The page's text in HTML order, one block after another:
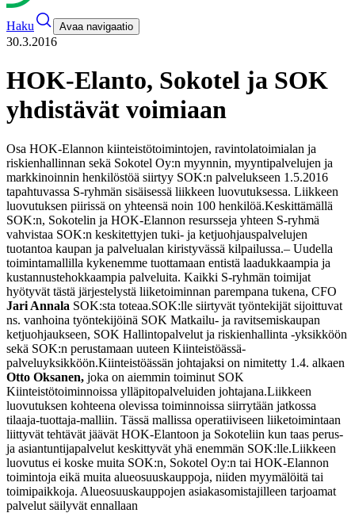
Haku Avaa navigaatio
30.3.2016
HOK-Elanto, Sokotel ja SOK
yhdistävät voimiaan
Osa HOK-Elannon kiinteistötoimintojen, ravintolatoimialan ja
riskienhallinnan sekä Sokotel Oy:n myynnin, myyntipalvelujen ja
markkinoinnin henkilöstöä siirtyy SOK:n palvelukseen 1.5.2016
tapahtuvassa S-ryhmän sisäisessä liikkeen luovutuksessa. Liikkeen
luovutuksen piirissä on yhteensä noin 100 henkilöä.Keskittämällä
SOK:n, Sokotelin ja HOK-Elannon resursseja yhteen S-ryhmä
vahvistaa SOK:n keskitettyjen tuki- ja ketjuohjauspalvelujen
tuotantoa kaupan ja palvelualan kiristyvässä kilpailussa.– Uudella
toimintamallilla kykenemme tuottamaan entistä laadukkaampia ja
kustannustehokkaampia palveluita. Kaikki S-ryhmän toimijat
hyötyvät tästä järjestelystä liiketoiminnan parempana tukena, CFO
Jari Annala SOK:sta toteaa.SOK:lle siirtyvät työntekijät sijoittuvat
ns. vanhoina työntekijöinä SOK Matkailu- ja ravitsemiskaupan
ketjuohjaukseen, SOK Hallintopalvelut ja riskienhallinta -yksikköön
sekä SOK:n perustamaan uuteen Kiinteistöässä-
palveluyksikköön.Kiinteistöässän johtajaksi on nimitetty 1.4. alkaen
Otto Oksanen, joka on aiemmin toiminut SOK
Kiinteistötoiminnoissa ylläpitopalveluiden johtajana.Liikkeen
luovutuksen kohteena olevissa toiminnoissa siirrytään jatkossa
tilaaja-tuottaja-malliin. Tässä mallissa operatiiviseen liiketoimintaan
liittyvät tehtävät jäävät HOK-Elantoon ja Sokoteliin kun taas perus-
ja asiantuntijapalvelut keskittyvät yhä enemmän SOK:lle.Liikkeen
luovutus ei koske muita SOK:n, Sokotel Oy:n tai HOK-Elannon
toimintoja eikä muita alueosuuskauppoja, niiden myymälöitä tai
toimipaikkoja. Alueosuuskauppojen asiakasomistajilleen tarjoamat
palvelut säilyvät ennallaan